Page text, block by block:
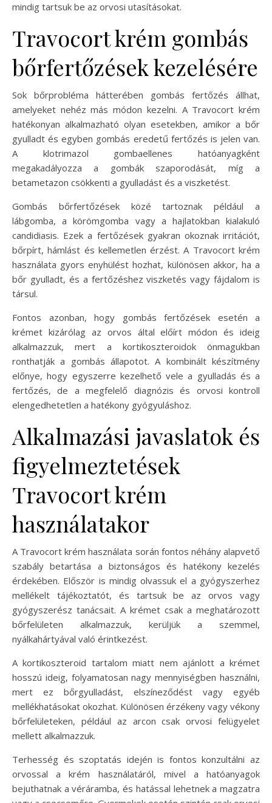
mindig tartsuk be az orvosi utasításokat.
Travocort krém gombás
bőrfertőzések kezelésére
Sok bőrprobléma hátterében gombás fertőzés állhat,
amelyeket nehéz más módon kezelni. A Travocort krém
hatékonyan alkalmazható olyan esetekben, amikor a bőr
gyulladt és egyben gombás eredetű fertőzés is jelen van.
A klotrimazol gombaellenes hatóanyagként
megakadályozza a gombák szaporodását, míg a
betametazon csökkenti a gyulladást és a viszketést.
Gombás bőrfertőzések közé tartoznak például a
lábgomba, a körömgomba vagy a hajlatokban kialakuló
candidiasis. Ezek a fertőzések gyakran okoznak irritációt,
bőrpírt, hámlást és kellemetlen érzést. A Travocort krém
használata gyors enyhülést hozhat, különösen akkor, ha a
bőr gyulladt, és a fertőzéshez viszketés vagy fájdalom is
társul.
Fontos azonban, hogy gombás fertőzések esetén a
krémet kizárólag az orvos által előírt módon és ideig
alkalmazzuk, mert a kortikoszteroidok önmagukban
ronthatják a gombás állapotot. A kombinált készítmény
előnye, hogy egyszerre kezelhető vele a gyulladás és a
fertőzés, de a megfelelő diagnózis és orvosi kontroll
elengedhetetlen a hatékony gyógyuláshoz.
Alkalmazási javaslatok és
figyelmeztetések
Travocort krém
használatakor
A Travocort krém használata során fontos néhány alapvető
szabály betartása a biztonságos és hatékony kezelés
érdekében. Először is mindig olvassuk el a gyógyszerhez
mellékelt tájékoztatót, és tartsuk be az orvos vagy
gyógyszerész tanácsait. A krémet csak a meghatározott
bőrfelületen alkalmazzuk, kerüljük a szemmel,
nyálkahártyával való érintkezést.
A kortikoszteroid tartalom miatt nem ajánlott a krémet
hosszú ideig, folyamatosan nagy mennyiségben használni,
mert ez bőrgyulladást, elszíneződést vagy egyéb
mellékhatásokat okozhat. Különösen érzékeny vagy vékony
bőrfelületeken, például az arcon csak orvosi felügyelet
mellett alkalmazzuk.
Terhesség és szoptatás idején is fontos konzultálni az
orvossal a krém használatáról, mivel a hatóanyagok
bejuthatnak a véráramba, és hatással lehetnek a magzatra